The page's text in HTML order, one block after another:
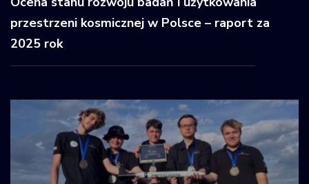
przestrzeni kosmicznej w Polsce – raport za
2025 rok